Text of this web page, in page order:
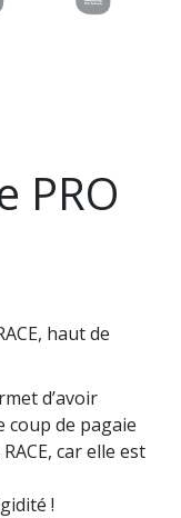
PRO
haut de
d’avoir
coup de pagaie
car elle est
!